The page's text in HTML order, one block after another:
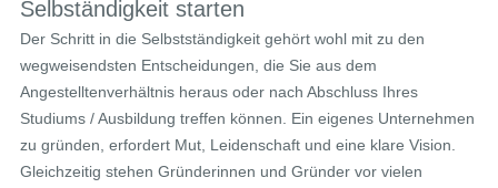
Selbständigkeit starten
Der Schritt in die Selbstständigkeit gehört wohl mit zu den
wegweisendsten Entscheidungen, die Sie aus dem
Angestelltenverhältnis heraus oder nach Abschluss Ihres
Studiums / Ausbildung treffen können. Ein eigenes Unternehmen
zu gründen, erfordert Mut, Leidenschaft und eine klare Vision.
Gleichzeitig stehen Gründerinnen und Gründer vor vielen